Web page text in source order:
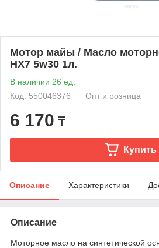
Мотор майы / Масло
HX7 5w30 1л.
В наличии 26 ед.
Код: 550046376
Опт и розница
6 170 ₸
Купить
Описание Характеристики
Описание
Моторное масло на синтетической